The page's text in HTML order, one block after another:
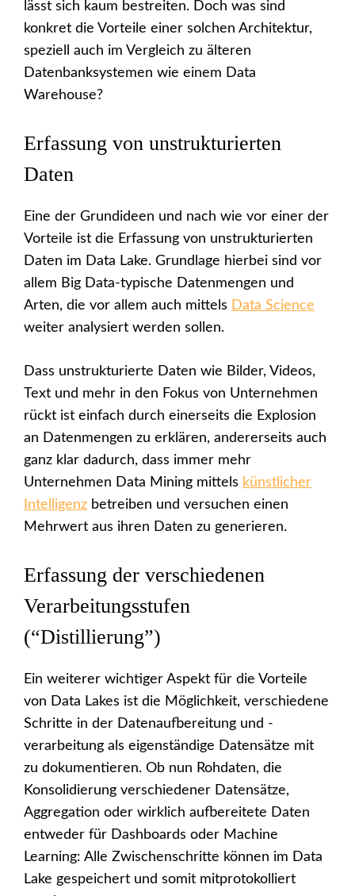
lässt sich kaum bestreiten. Doch was sind
konkret die Vorteile einer solchen Architektur,
speziell auch im Vergleich zu älteren
Datenbanksystemen wie einem Data
Warehouse?
Erfassung von unstrukturierten
Daten
Eine der Grundideen und nach wie vor einer der
Vorteile ist die Erfassung von unstrukturierten
Daten im Data Lake. Grundlage hierbei sind vor
allem Big Data-typische Datenmengen und
Arten, die vor allem auch mittels Data Science
weiter analysiert werden sollen.
Dass unstrukturierte Daten wie Bilder, Videos,
Text und mehr in den Fokus von Unternehmen
rückt ist einfach durch einerseits die Explosion
an Datenmengen zu erklären, andererseits auch
ganz klar dadurch, dass immer mehr
Unternehmen Data Mining mittels künstlicher
Intelligenz betreiben und versuchen einen
Mehrwert aus ihren Daten zu generieren.
Erfassung der verschiedenen
Verarbeitungsstufen
(“Distillierung”)
Ein weiterer wichtiger Aspekt für die Vorteile
von Data Lakes ist die Möglichkeit, verschiedene
Schritte in der Datenaufbereitung und -
verarbeitung als eigenständige Datensätze mit
zu dokumentieren. Ob nun Rohdaten, die
Konsolidierung verschiedener Datensätze,
Aggregation oder wirklich aufbereitete Daten
entweder für Dashboards oder Machine
Learning: Alle Zwischenschritte können im Data
Lake gespeichert und somit mitprotokolliert